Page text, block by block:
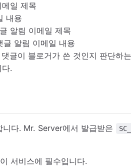
일 제목
내용
알림 이메일 제목
글 알림 이메일 내용
글이 블로거가 쓴 것인지 판단하
.
니다. Mr. Server에서 발급받은
서비스에 필수입니다.